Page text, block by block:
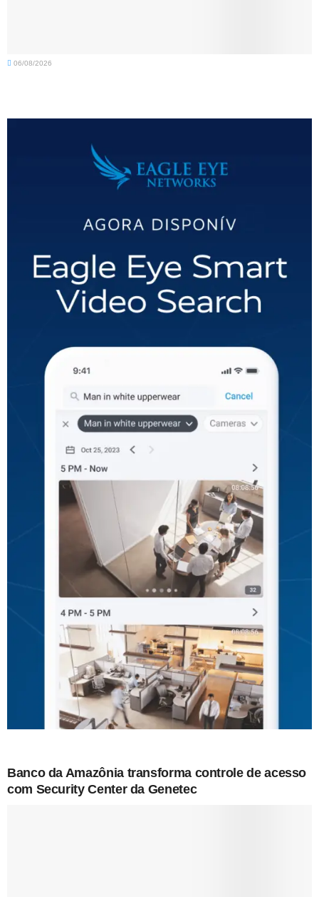
06/08/2026
Banco da Amazônia transforma controle de acesso
com Security Center da Genetec